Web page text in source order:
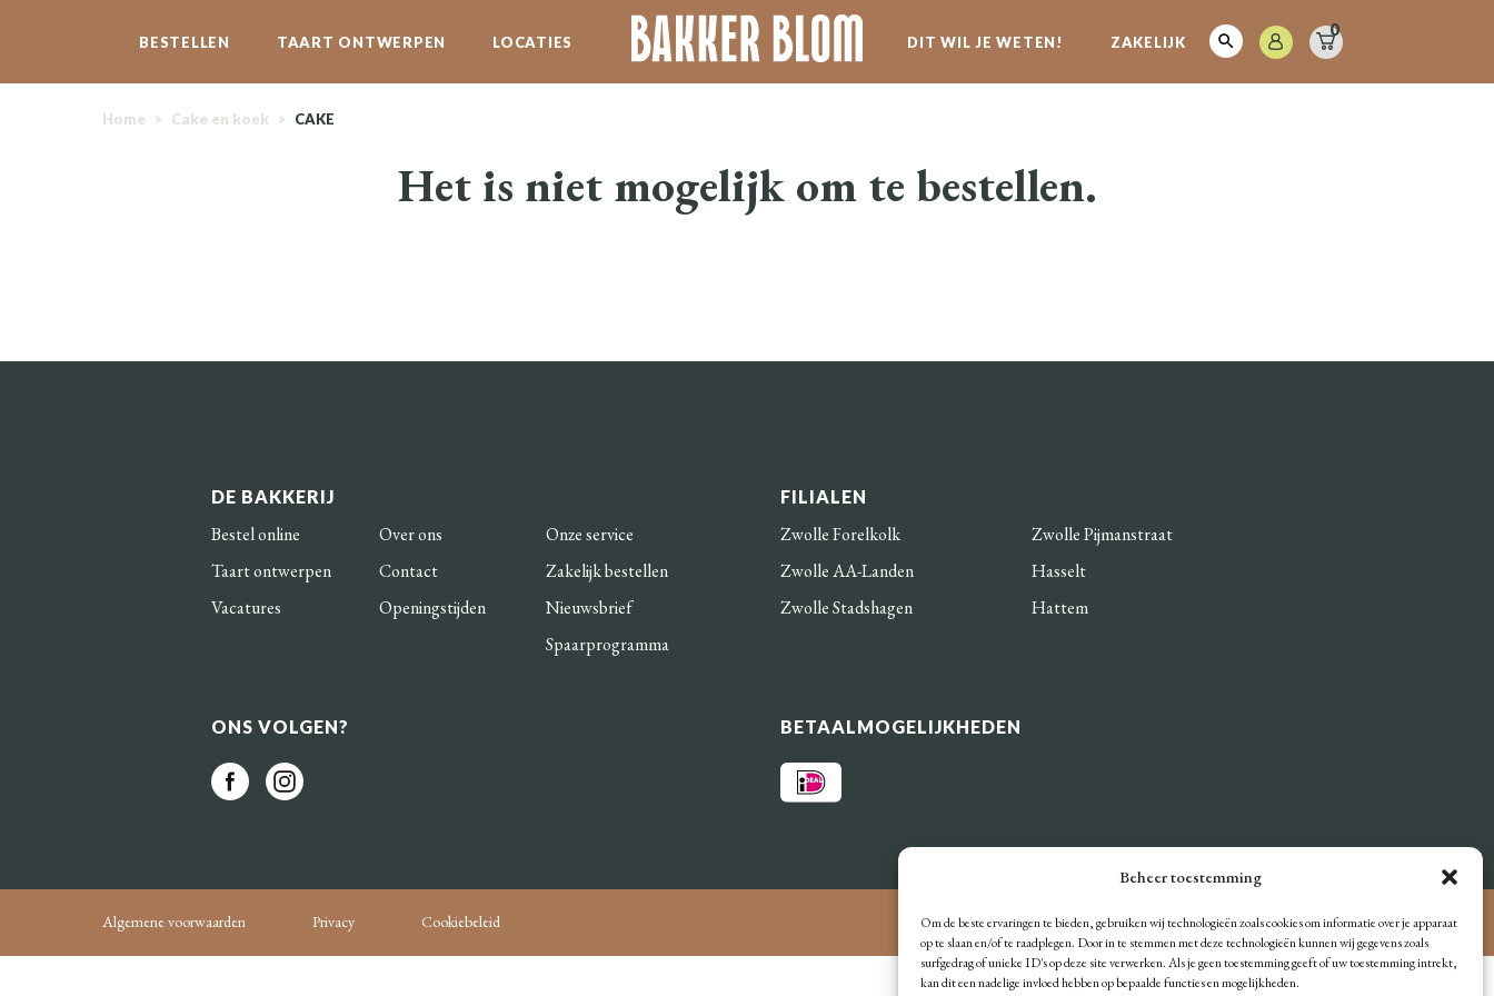
Beheer toestemming
Om de beste ervaringen te bieden, gebruiken wij technologieën zoals cookies om informatie over je apparaat
op te slaan en/of te raadplegen. Door in te stemmen met deze technologieën kunnen wij gegevens zoals
surfgedrag of unieke ID's op deze site verwerken. Als je geen toestemming geeft of uw toestemming intrekt,
kan dit een nadelige invloed hebben op bepaalde functies en mogelijkheden.
BESTELLEN TAART ONTWERPEN LOCATIES DIT WIL JE WETEN!
SERVICE
WERKEN BIJ BLOM
ZAKELIJK
0
Home > Cake en koek > CAKE
Het is niet mogelijk om te bestellen.
DE BAKKERIJ
Bestel online Over ons
Onze service
Taart ontwerpen
Contact
Zakelijk bestellen
Vacatures
Openingstijden
Nieuwsbrief
Spaarprogramma
FILIALEN
Zwolle Forelkolk
Zwolle Pijmanstraat
Zwolle AA-Landen
Hasselt
Zwolle Stadshagen
Hattem
ONS VOLGEN? BETAALMOGELIJKHEDEN
Algemene voorwaarden Privacy Cookiebeleid © Bakker Blom